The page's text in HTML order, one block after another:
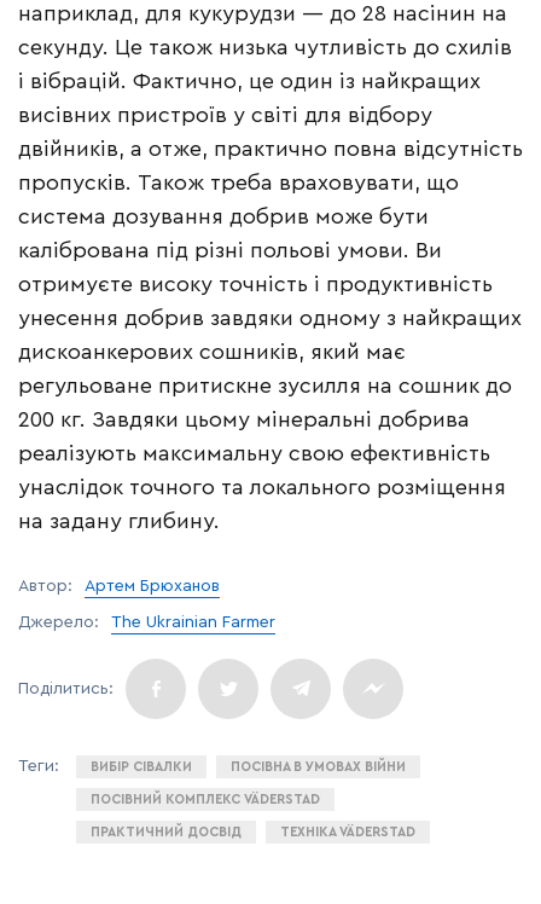
наприклад, для кукурудзи — до 28 насінин на
секунду. Це також низька чутливість до схилів
і вібрацій. Фактично, це один із найкращих
висівних пристроїв у світі для відбору
двійників, а отже, практично повна відсутність
пропусків. Також треба враховувати, що
система дозування добрив може бути
калібрована під різні польові умови. Ви
отримуєте високу точність і продуктивність
унесення добрив завдяки одному з найкращих
дискоанкерових сошників, який має
регульоване притискне зусилля на сошник до
200 кг. Завдяки цьому мінеральні добрива
реалізують максимальну свою ефективність
унаслідок точного та локального розміщення
на задану глибину.
Автор: Артем Брюханов
Джерело: The Ukrainian Farmer
ВИБІР СІВАЛКИ ПОСІВНА В УМОВАХ ВІЙНИ
ПОСІВНИЙ КОМПЛЕКС VÄDERSTAD
ПРАКТИЧНИЙ ДОСВІД ТЕХНІКА VÄDERSTAD